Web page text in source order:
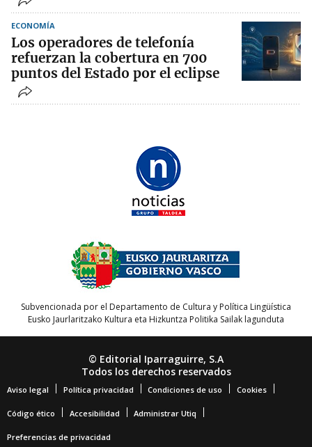
ECONOMÍA
Los operadores de telefonía
refuerzan la cobertura en 700
puntos del Estado por el eclipse
Subvencionada por el Departamento de Cultura y Política Lingüística
Eusko Jaurlaritzako Kultura eta Hizkuntza Politika Sailak lagunduta
© Editorial Iparraguirre, S.A
Todos los derechos reservados
Aviso legal Política privacidad Condiciones de uso Cookies
Código ético Accesibilidad Administrar Utiq
Preferencias de privacidad